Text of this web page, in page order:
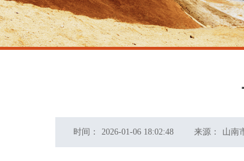
时间： 2026-01-06 18:02:48 来源： 山南